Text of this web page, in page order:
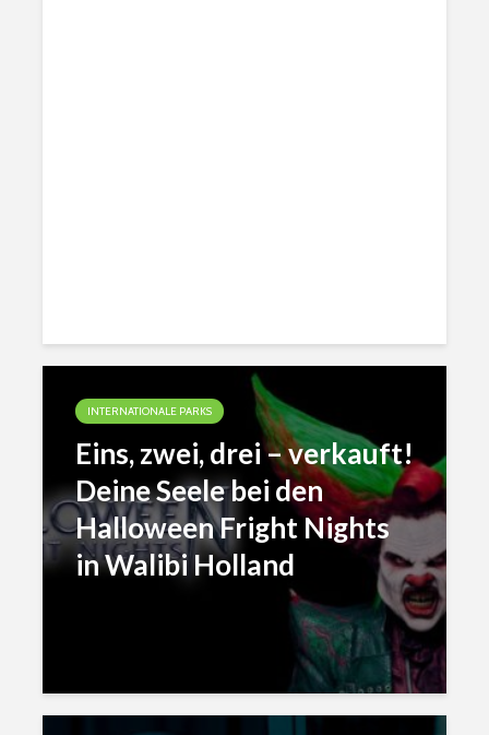
INTERNATIONALE PARKS
Eins, zwei, drei – verkauft!
Deine Seele bei den
Halloween Fright Nights
in Walibi Holland